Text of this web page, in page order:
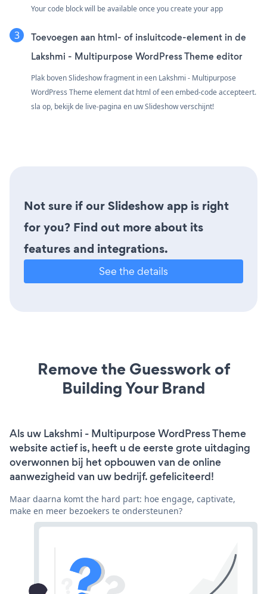
Your code block will be available once you create your app
Toevoegen aan html- of insluitcode-element in de
Lakshmi - Multipurpose WordPress Theme editor
Plak boven Slideshow fragment in een Lakshmi - Multipurpose
WordPress Theme element dat html of een embed-code accepteert.
sla op, bekijk de live-pagina en uw Slideshow verschijnt!
Not sure if our Slideshow app is right
for you? Find out more about its
features and integrations.
See the details
Remove the Guesswork of
Building Your Brand
Als uw Lakshmi - Multipurpose WordPress Theme
website actief is, heeft u de eerste grote uitdaging
overwonnen bij het opbouwen van de online
aanwezigheid van uw bedrijf. gefeliciteerd!
Maar daarna komt the hard part: hoe engage, captivate,
make en meer bezoekers te ondersteunen?